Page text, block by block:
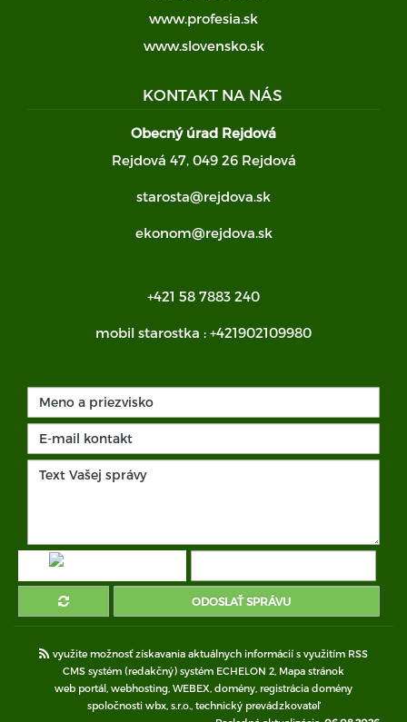
www.profesia.sk
www.slovensko.sk
KONTAKT NA NÁS
Obecný úrad Rejdová
Rejdová 47, 049 26 Rejdová
starosta@rejdova.sk
ekonom@rejdova.sk
+421 58 7883 240
mobil starostka : +421902109980
ODOSLAŤ SPRÁVU
využite možnosť získavania aktuálnych informácií s využitím RSS
CMS systém (redakčný) systém ECHELON 2, Mapa stránok
web portál webhosting WEBEX domény registrácia domény
spoločnosti wbx, s.r.o., technický prevádzkovateľ